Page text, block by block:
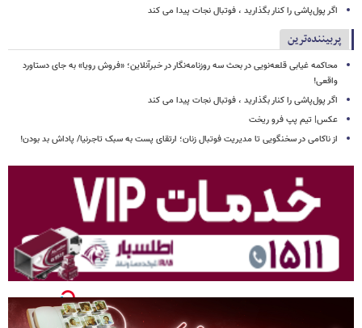
اگر پول‌پاشی را کنار بگذارید ، فوتبال نجات پیدا می کند
پربیننده‌ترین
محاکمه غیابی قلعه‌نویی در بحث سه روزنامه‌نگار در خبرآنلاین؛ «فروش رویا» به جای دستاورد
واقعی!
اگر پول‌پاشی را کنار بگذارید ، فوتبال نجات پیدا می کند
عکس| تیم پپ فرو ریخت
از ناکامی در سخنگویی تا مدیریت فوتبال زنان؛ ارتقای پست به سبک تاجرنیا/ پاداش بد بودن!